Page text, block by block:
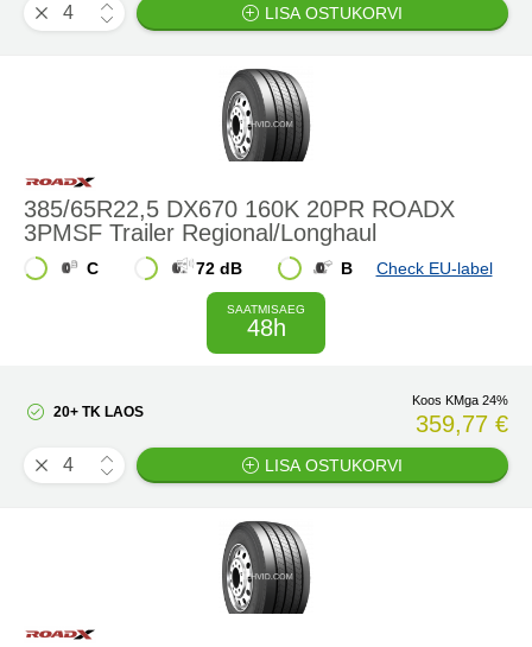
LISA OSTUKORVI
385/65R22,5 DX670 160K 20PR ROADX
3PMSF Trailer Regional/Longhaul
C 72 dB B Check EU-label
SAATMISAEG
48h
20+ TK LAOS
Koos KMga 24%
359,77 €
LISA OSTUKORVI